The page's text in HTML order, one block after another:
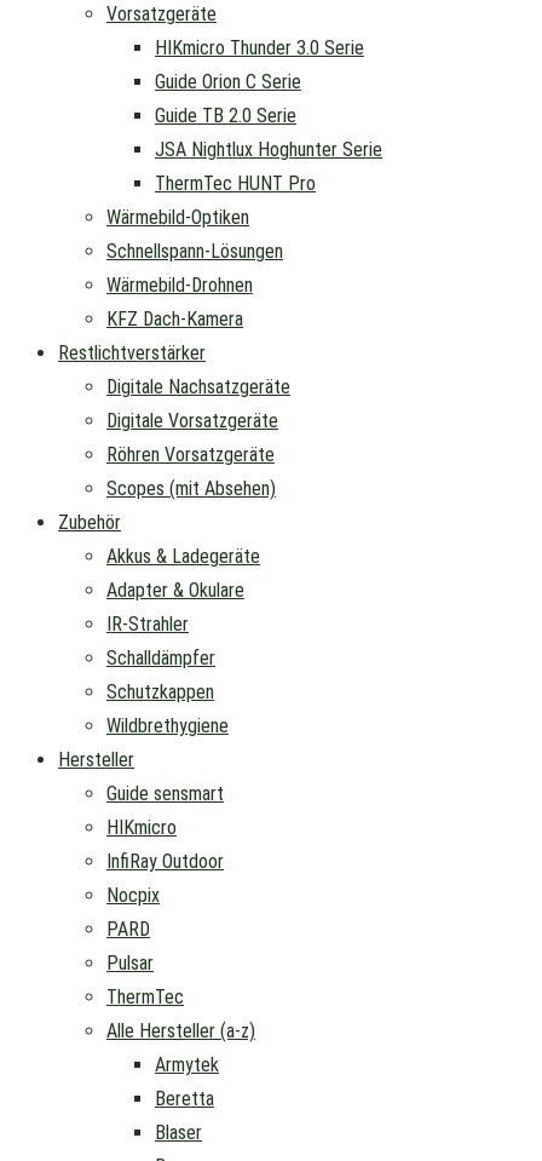
Vorsatzgeräte
HIKmicro Thunder 3.0 Serie
Guide Orion C Serie
Guide TB 2.0 Serie
JSA Nightlux Hoghunter Serie
ThermTec HUNT Pro
Wärmebild-Optiken
Schnellspann-Lösungen
Wärmebild-Drohnen
KFZ Dach-Kamera
Restlichtverstärker
Digitale Nachsatzgeräte
Digitale Vorsatzgeräte
Röhren Vorsatzgeräte
Scopes (mit Absehen)
Zubehör
Akkus & Ladegeräte
Adapter & Okulare
IR-Strahler
Schalldämpfer
Schutzkappen
Wildbrethygiene
Hersteller
Guide sensmart
HIKmicro
InfiRay Outdoor
Nocpix
PARD
Pulsar
ThermTec
Alle Hersteller (a-z)
Armytek
Beretta
Blaser